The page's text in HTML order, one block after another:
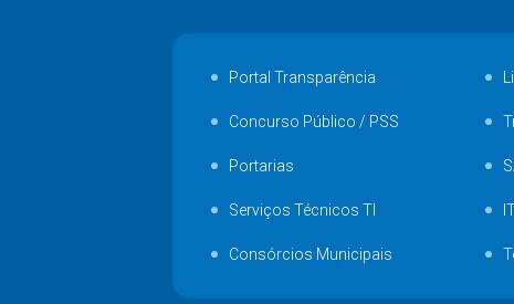
Portal Transparência
Concurso Público / PSS
Portarias
Serviços Técnicos TI
Consórcios Municipais